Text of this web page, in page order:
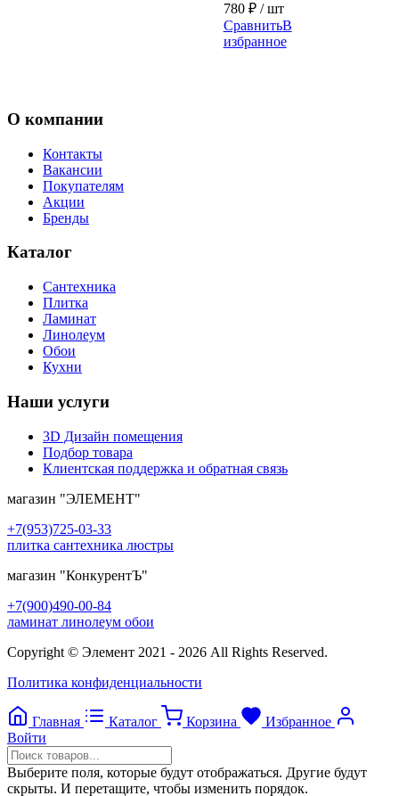
780 ₽/ шт
СравнитьВ
избранное
О компании
Контакты
Вакансии
Покупателям
Акции
Бренды
Каталог
Сантехника
Плитка
Ламинат
Линолеум
Обои
Кухни
Наши услуги
3D Дизайн помещения
Подбор товара
Клиентская поддержка и обратная связь
магазин "ЭЛЕМЕНТ"
+7(953)725-03-33
плитка сантехника люстры
магазин "КонкурентЪ"
+7(900)490-00-84
ламинат линолеум обои
Copyright © Элемент 2021 - 2026 All Rights Reserved.
Политика конфиденциальности
Главная Каталог Корзина
Избранное
Войти
Выберите поля, которые будут отображаться. Другие будут
скрыты. И перетащите, чтобы изменить порядок.